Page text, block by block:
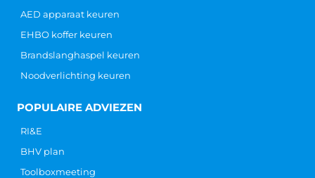
AED apparaat keuren
EHBO koffer keuren
Brandslanghaspel keuren
Noodverlichting keuren
POPULAIRE ADVIEZEN
RI&E
BHV plan
Toolboxmeeting